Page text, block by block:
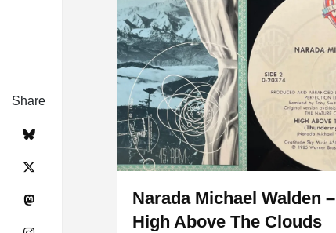
Share
Narada Michael Walden –
High Above The Clouds